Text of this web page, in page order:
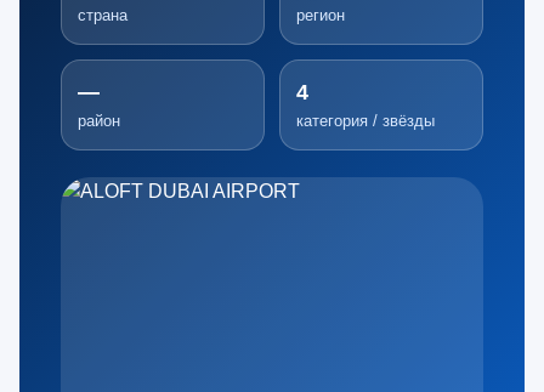
страна регион
—
район
4
категория / звёзды